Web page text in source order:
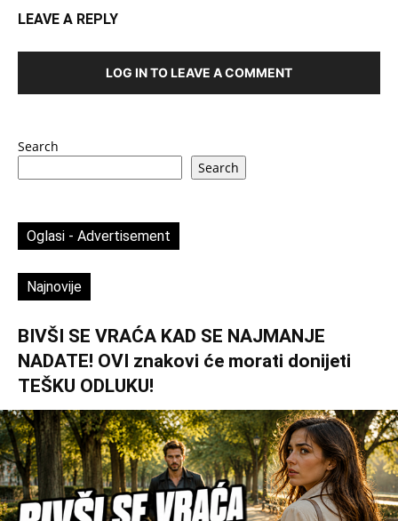
LEAVE A REPLY
LOG IN TO LEAVE A COMMENT
Search
Search
Oglasi - Advertisement
Najnovije
BIVŠI SE VRAĆA KAD SE NAJMANJE
NADATE! OVI znakovi će morati donijeti
TEŠKU ODLUKU!